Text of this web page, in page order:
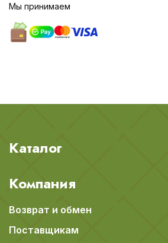
Мы принимаем
Каталог
Компания
Возврат и обмен
Поставщикам